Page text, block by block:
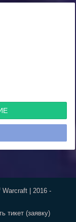
Warcraft | 2016 -
тикет (заявку)